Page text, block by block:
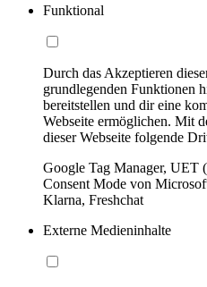
Funktional
Durch das Akzeptieren
grundlegenden Funktionen
bereitstellen und dir eine
Webseite ermöglichen. Mit
dieser Webseite folgende
Google Tag Manager, UET
Consent Mode von
Klarna, Freshchat
Externe Medieninhalte